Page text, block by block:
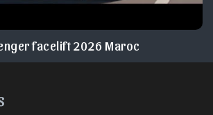
facelift 2026 Maroc